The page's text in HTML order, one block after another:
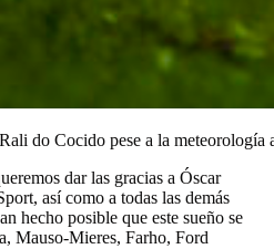
do Cocido pese a la meteorología
dar las gracias a Óscar
así como a todas las demás
hecho posible que este sueño se
Mauso-Mieres, Farho, Ford